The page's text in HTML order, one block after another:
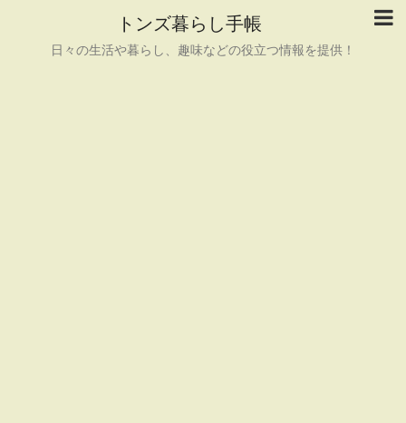
トンズ暮らし手帳
日々の生活や暮らし、趣味などの役立つ情報を提供！